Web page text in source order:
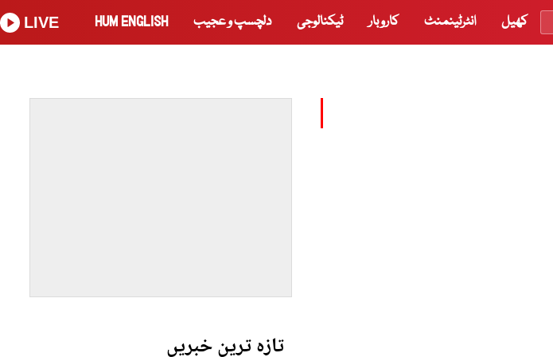
کھیل انٹرٹینمنٹ کاروبار ٹیکنالوجی دلچسپ و عجیب HUM ENGLISH
LIVE
تازہ ترین خبریں